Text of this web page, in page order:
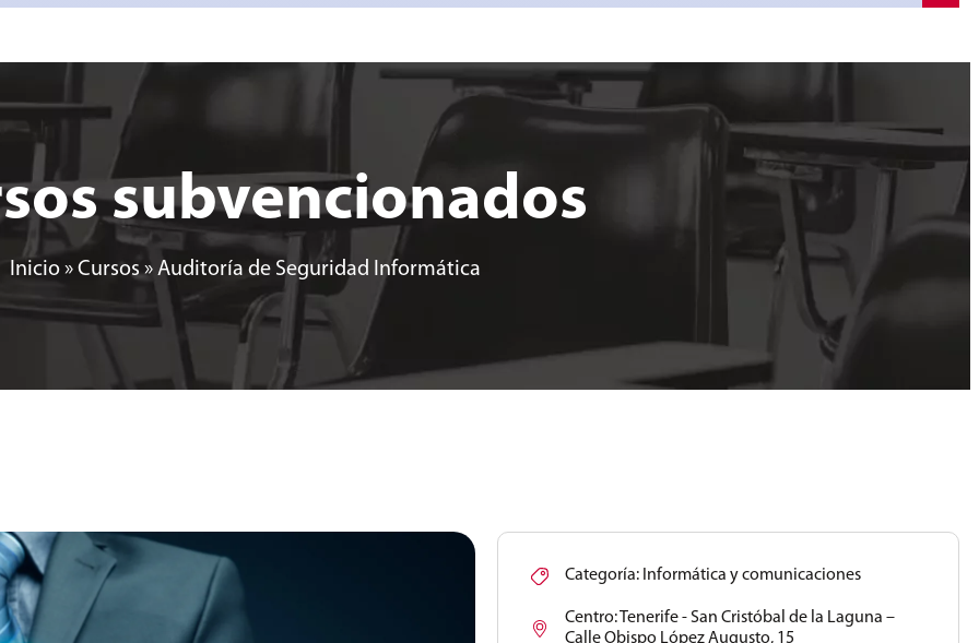
subvencionados
Inicio» Cursos» Auditoría de Seguridad Informática
Categoría: Informática y comunicaciones
Centro:Tenerife - San Cristóbal de la Laguna –
Calle Obispo López Augusto, 15